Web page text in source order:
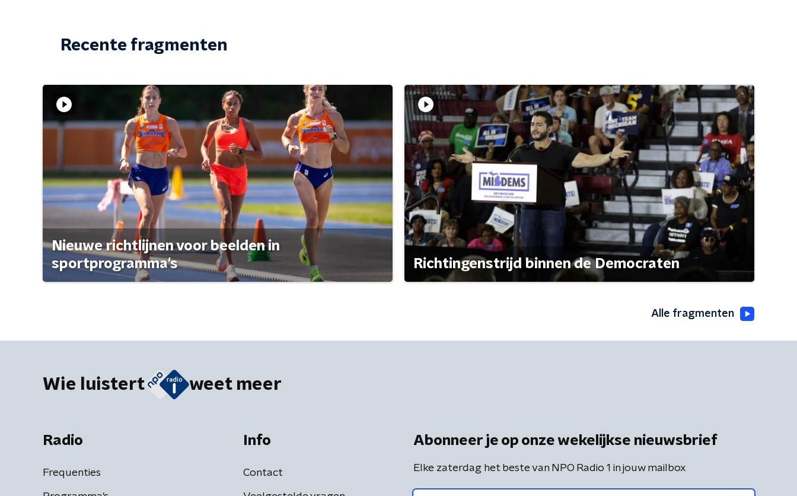
Recente fragmenten
Nieuwe richtlijnen voor beelden in
sportprogramma's
Richtingenstrijd binnen de Democraten
Alle fragmenten
Wie luistert weet meer
Radio
Frequenties
Info
Contact
Abonneer je op onze wekelijkse nieuwsbrief
Elke zaterdag het beste van NPO Radio 1 in jouw mailbox